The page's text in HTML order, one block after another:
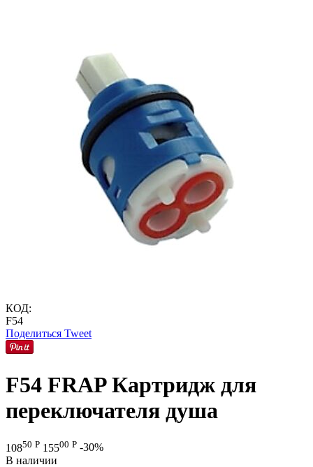
КОД:
F54
Поделиться Tweet
F54 FRAP Картридж для
переключателя душа
10850 Р 15500 Р -30%
В наличии